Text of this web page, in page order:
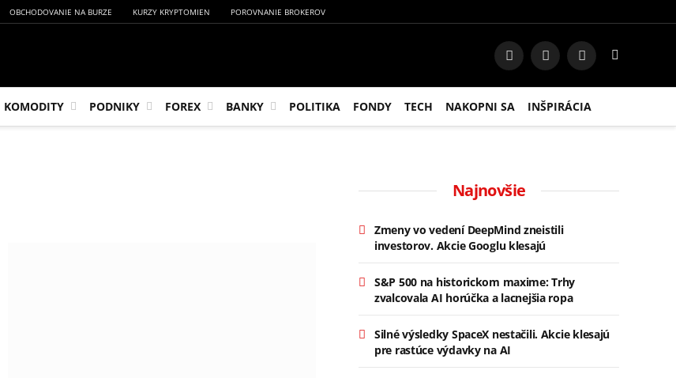
OBCHODOVANIE NA BURZE KURZY KRYPTOMIEN POROVNANIE BROKEROV
FacebookInstagram
RSS
KOMODITY PODNIKY FOREX BANKY POLITIKA FONDY TECH NAKOPNI SA INŠPIRÁCIA
Najnovšie
Zmeny vo vedení DeepMind zneistili
investorov. Akcie Googlu klesajú
S&P 500 na historickom maxime: Trhy
zvalcovala AI horúčka a lacnejšia ropa
Silné výsledky SpaceX nestačili. Akcie klesajú
pre rastúce výdavky na AI